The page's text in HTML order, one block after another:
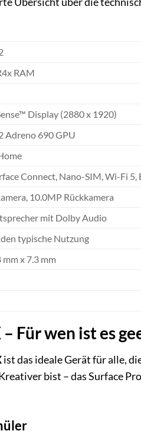
RAM
Display (2880 x 1920)
Adreno 690 GPU
Connect, Nano-SIM, Wi-Fi
10.0MP Rückkamera
mit Dolby Audio
typische Nutzung
x 7.3 mm
Für wen ist es
ist das ideale Gerät für alle,
bist – das Surface